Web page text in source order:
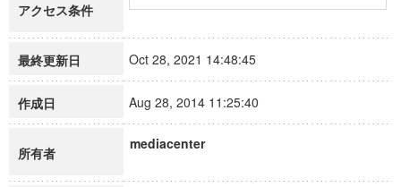
アクセス条件
最終更新日 Oct 28, 2021 14:48:45
作成日 Aug 28, 2014 11:25:40
所有者
mediacenter